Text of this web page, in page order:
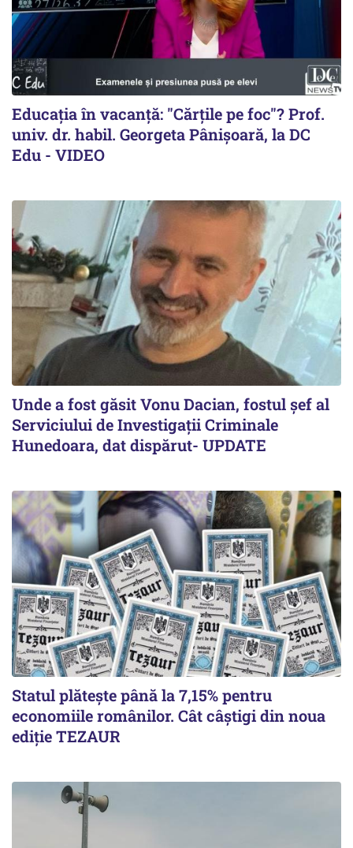
Educația în vacanță: "Cărțile pe foc"? Prof.
univ. dr. habil. Georgeta Pânișoară, la DC
Edu - VIDEO
Unde a fost găsit Vonu Dacian, fostul șef al
Serviciului de Investigații Criminale
Hunedoara, dat dispărut- UPDATE
Statul plătește până la 7,15% pentru
economiile românilor. Cât câștigi din noua
ediție TEZAUR